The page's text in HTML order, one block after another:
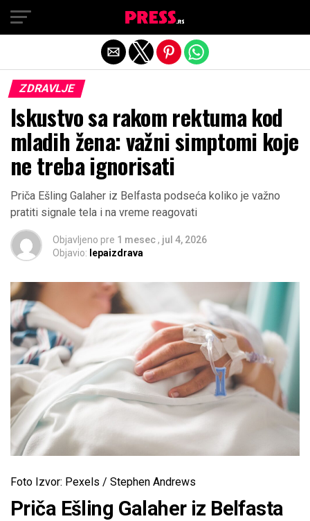
ZDRAVLJE
Iskustvo sa rakom rektuma kod
mladih žena: važni simptomi koje
ne treba ignorisati
Priča Ešling Galaher iz Belfasta podseća koliko je važno
pratiti signale tela i na vreme reagovati
Objavljeno pre 1 mesec , jul 4, 2026
Objavio: lepaizdrava
Foto Izvor: Pexels / Stephen Andrews
Priča Ešling Galaher iz Belfasta
Exit mobile version